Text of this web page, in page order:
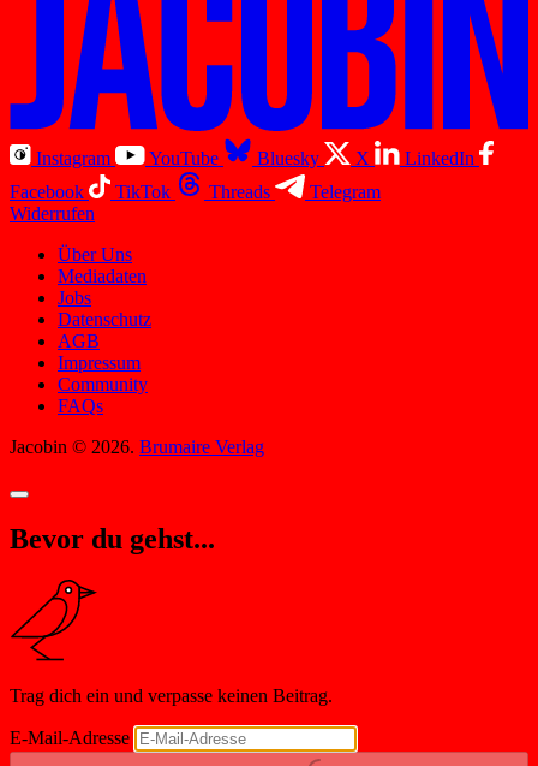
Instagram YouTube Bluesky X
LinkedIn
Facebook
TikTok Threads
Telegram
Widerrufen
Über Uns
Mediadaten
Jobs
Datenschutz
AGB
Impressum
Community
FAQs
Jacobin © 2026. Brumaire Verlag
Bevor du gehst...
Trag dich ein und verpasse keinen Beitrag.
E-Mail-Adresse